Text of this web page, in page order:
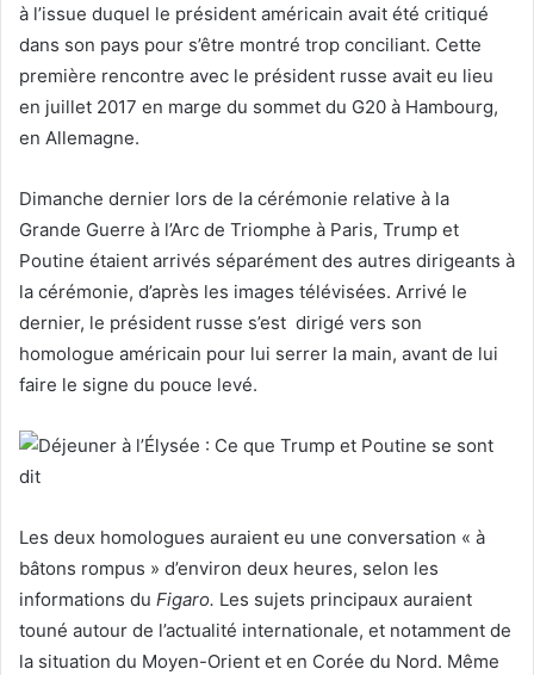
à l’issue duquel le président américain avait été critiqué
dans son pays pour s’être montré trop conciliant. Cette
première rencontre avec le président russe avait eu lieu
en juillet 2017 en marge du sommet du G20 à Hambourg,
en Allemagne.
Dimanche dernier lors de la cérémonie relative à la
Grande Guerre à l’Arc de Triomphe à Paris, Trump et
Poutine étaient arrivés séparément des autres dirigeants à
la cérémonie, d’après les images télévisées. Arrivé le
dernier, le président russe s’est dirigé vers son
homologue américain pour lui serrer la main, avant de lui
faire le signe du pouce levé.
Les deux homologues auraient eu une conversation « à
bâtons rompus » d’environ deux heures, selon les
informations du Figaro. Les sujets principaux auraient
touné autour de l’actualité internationale, et notamment de
la situation du Moyen-Orient et en Corée du Nord. Même